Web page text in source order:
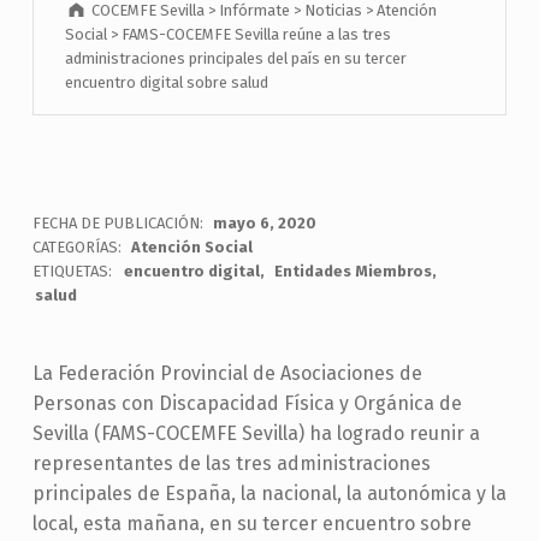
COCEMFE Sevilla > Infórmate > Noticias >Atención
Social> FAMS-COCEMFE Sevilla reúne a las tres
administraciones principales del país en su tercer
encuentro digital sobre salud
FECHA DE PUBLICACIÓN:
mayo 6, 2020
CATEGORÍAS: Atención Social
ETIQUETAS:
encuentro digital
Entidades Miembros
salud
La Federación Provincial de Asociaciones de
Personas con Discapacidad Física y Orgánica de
Sevilla (FAMS-COCEMFE Sevilla) ha logrado reunir a
representantes de las tres administraciones
principales de España, la nacional, la autonómica y la
local, esta mañana, en su tercer encuentro sobre